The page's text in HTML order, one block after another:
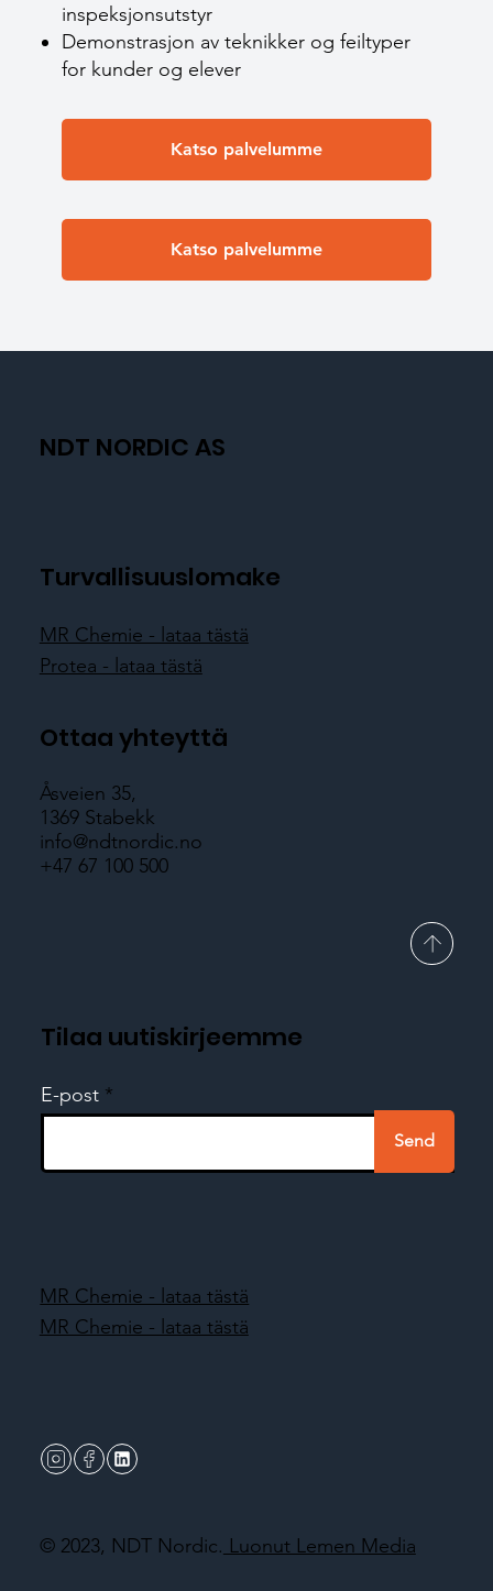
inspeksjonsutstyr
Demonstrasjon av teknikker og feiltyper
for kunder og elever
Katso palvelumme
Katso palvelumme
NDT NORDIC AS
Turvallisuuslomake
MR Chemie - lataa tästä
Protea - lataa tästä
Ottaa yhteyttä
Åsveien 35,
1369 Stabekk
info@ndtnordic.no
+47 67 100 500
Tilaa uutiskirjeemme
E-post
Send
© 2023, NDT Nordic. Luonut Lemen Media
MR Chemie - lataa tästä
MR Chemie - lataa tästä